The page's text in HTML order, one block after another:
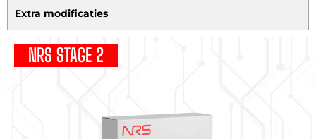
Extra modificaties
NRS STAGE 2